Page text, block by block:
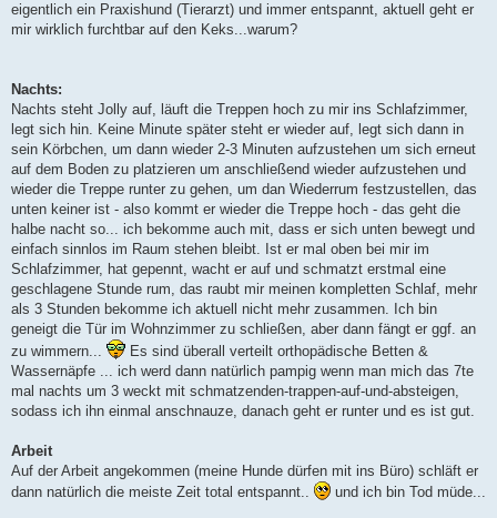
eigentlich ein Praxishund (Tierarzt) und immer entspannt, aktuell geht er
mir wirklich furchtbar auf den Keks...warum?
Nachts:
Nachts steht Jolly auf, läuft die Treppen hoch zu mir ins Schlafzimmer,
legt sich hin. Keine Minute später steht er wieder auf, legt sich dann in
sein Körbchen, um dann wieder 2-3 Minuten aufzustehen um sich erneut
auf dem Boden zu platzieren um anschließend wieder aufzustehen und
wieder die Treppe runter zu gehen, um dan Wiederrum festzustellen, das
unten keiner ist - also kommt er wieder die Treppe hoch - das geht die
halbe nacht so... ich bekomme auch mit, dass er sich unten bewegt und
einfach sinnlos im Raum stehen bleibt. Ist er mal oben bei mir im
Schlafzimmer, hat gepennt, wacht er auf und schmatzt erstmal eine
geschlagene Stunde rum, das raubt mir meinen kompletten Schlaf, mehr
als 3 Stunden bekomme ich aktuell nicht mehr zusammen. Ich bin
geneigt die Tür im Wohnzimmer zu schließen, aber dann fängt er ggf. an
zu wimmern...
Es sind überall verteilt orthopädische Betten &
Wassernäpfe ... ich werd dann natürlich pampig wenn man mich das 7te
mal nachts um 3 weckt mit schmatzenden-trappen-auf-und-absteigen,
sodass ich ihn einmal anschnauze, danach geht er runter und es ist gut.
Arbeit
Auf der Arbeit angekommen (meine Hunde dürfen mit ins Büro) schläft er
dann natürlich die meiste Zeit total entspannt..
und ich bin Tod müde...